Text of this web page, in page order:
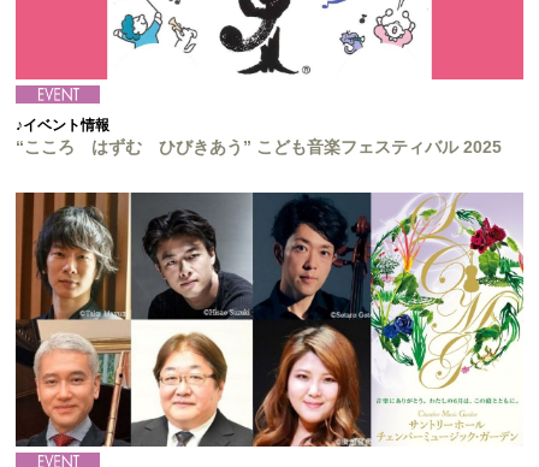
♪イベント情報
“こころ はずむ ひびきあう” こども音楽フェスティバル 2025